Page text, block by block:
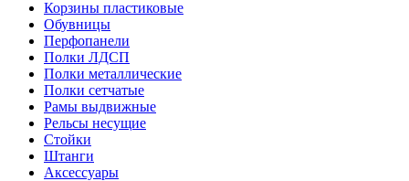
Корзины пластиковые
Обувницы
Перфопанели
Полки ЛДСП
Полки металлические
Полки сетчатые
Рамы выдвижные
Рельсы несущие
Стойки
Штанги
Аксессуары